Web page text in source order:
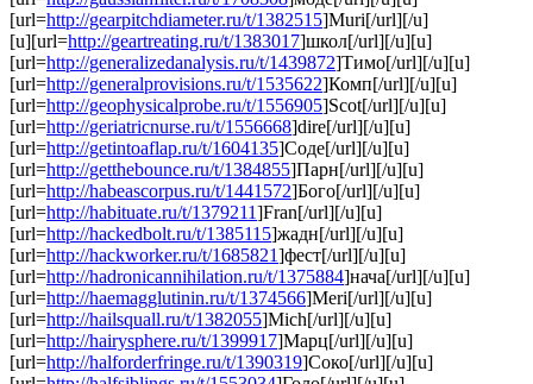
[url=http://gearpitchdiameter.ru/t/1382515]Muri[/url][/u]
[u][url=http://geartreating.ru/t/1383017]школ[/url][/u][u]
[url=http://generalizedanalysis.ru/t/1439872]Тимо[/url][/u][u]
[url=http://generalprovisions.ru/t/1535622]Комп[/url][/u][u]
[url=http://geophysicalprobe.ru/t/1556905]Scot[/url][/u][u]
[url=http://geriatricnurse.ru/t/1556668]dire[/url][/u][u]
[url=http://getintoaflap.ru/t/1604135]Соде[/url][/u][u]
[url=http://getthebounce.ru/t/1384855]Парн[/url][/u][u]
[url=http://habeascorpus.ru/t/1441572]Бого[/url][/u][u]
[url=http://habituate.ru/t/1379211]Fran[/url][/u][u]
[url=http://hackedbolt.ru/t/1385115]жадн[/url][/u][u]
[url=http://hackworker.ru/t/1685821]фест[/url][/u][u]
[url=http://hadronicannihilation.ru/t/1375884]нача[/url][/u][u]
[url=http://haemagglutinin.ru/t/1374566]Meri[/url][/u][u]
[url=http://hailsquall.ru/t/1382055]Mich[/url][/u][u]
[url=http://hairysphere.ru/t/1399917]Марц[/url][/u][u]
[url=http://halforderfringe.ru/t/1390319]Соко[/url][/u][u]